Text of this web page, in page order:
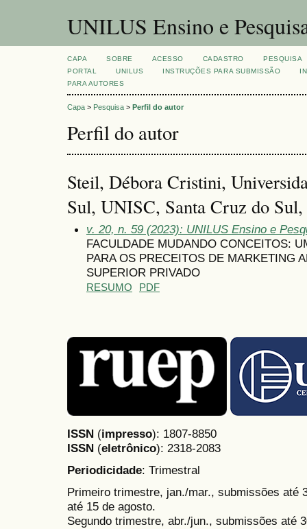
UNILUS Ensino e
CAPA SOBRE ACESSO CADASTRO
PESQUISA
PORTAL
UNILUS INSTRUÇÕES PARA SUBMISSÃO
PARA AUTORES
Capa > Pesquisa > Perfil do autor
Perfil do autor
Steil, Débora Cristini,
Sul, UNISC, Santa Cruz do
v. 20, n. 59 (2023): UNILUS Ensino e
FACULDADE MUDANDO CONCEITOS:
PARA OS PRECEITOS DE MARKETING
SUPERIOR PRIVADO
RESUMO PDF
ISSN (impresso): 1807-8850
ISSN (eletrônico): 2318-2083
Periodicidade: Trimestral
Primeiro trimestre, jan./mar., submissões até
até 15 de agosto.
Segundo trimestre, abr./jun., submissões até